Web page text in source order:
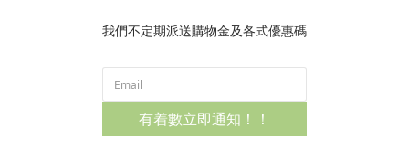
我們不定期派送購物金及各式優惠碼
有着數立即通知！！